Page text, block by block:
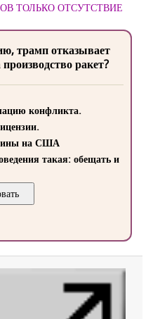
ТОЛЬКО ОТСУТСТВИЕ
трамп отказывает
ракет?
конфликта.
на США
такая: обещать и